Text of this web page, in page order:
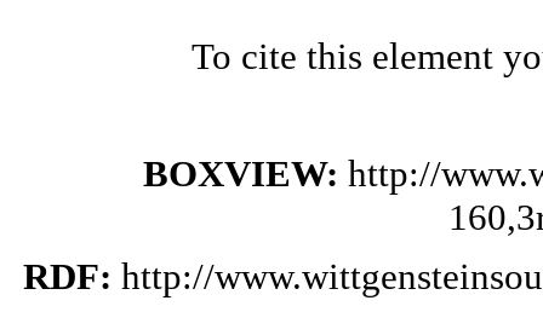
To cite this element
BOXVIEW: http://
RDF: http://